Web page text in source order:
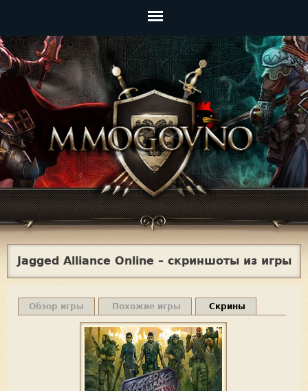
Главное
меню
Jump to navigation
Jagged Alliance Online – скриншоты из игры
Обзор игры Похожие игры Скрины